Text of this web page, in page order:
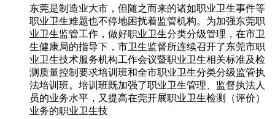
东莞是制造业大市，但随之而来的诸如职业卫生事件等
职业卫生难题也不停地困扰着监管机构。为加强东莞职
业卫生监管工作，做好职业卫生分类分级管理，在市卫
生健康局的指导下，市卫生监督所连续召开了东莞市职
业卫生技术服务机构工作会议暨职业卫生相关标准及检
测质量控制要求培训班和全市职业卫生分类分级监管执
法培训班。培训班既加强了职业卫生管理、监督执法人
员的业务水平，又提高在莞开展职业卫生检测（评价）
业务的职业卫生技